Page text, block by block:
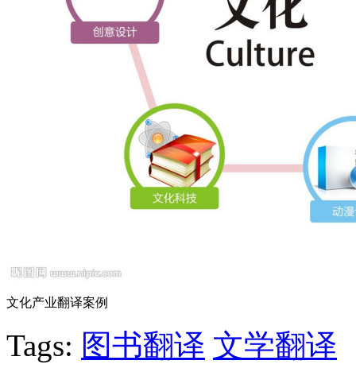
文化产业翻译案例
Tags: 图书翻译 文学翻译